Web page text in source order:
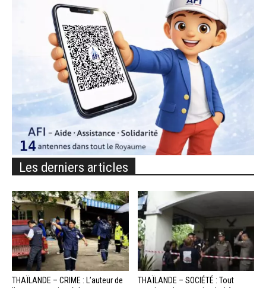
Les derniers articles
THAÏLANDE – CRIME : L’auteur de
THAÏLANDE – SOCIÉTÉ : Tout